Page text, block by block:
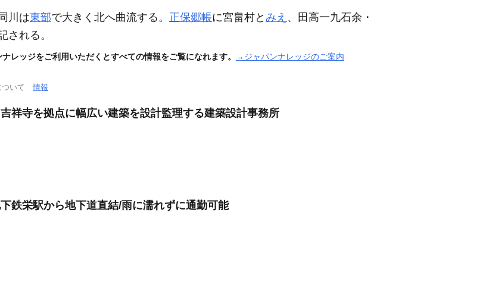
川は東部で大きく北へ曲流する。 正保郷帳に宮畠村と みえ 、田高一九石余・
される。
レッジをご利用いただくとすべての情報をご覧になれます。 →ジャパンナレッジのご案内
ついて情報
祥寺を拠点に幅広い建築を設計監理する建築設計事務所
鉄栄駅から地下道直結/雨に濡れずに通勤可能